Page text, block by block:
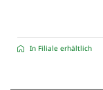
In Filiale erhältlich